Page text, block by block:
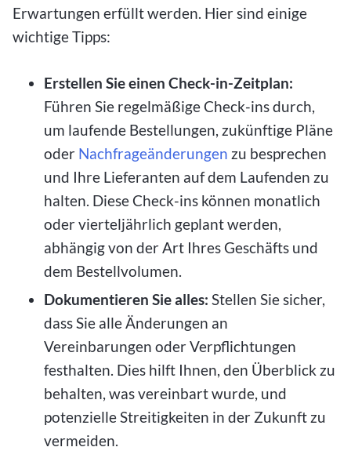
Erwartungen erfüllt werden. Hier sind einige
wichtige Tipps:
Erstellen Sie einen Check-in-Zeitplan:
Führen Sie regelmäßige Check-ins durch,
um laufende Bestellungen, zukünftige Pläne
oder Nachfrageänderungen zu besprechen
und Ihre Lieferanten auf dem Laufenden zu
halten. Diese Check-ins können monatlich
oder vierteljährlich geplant werden,
abhängig von der Art Ihres Geschäfts und
dem Bestellvolumen.
Dokumentieren Sie alles: Stellen Sie sicher,
dass Sie alle Änderungen an
Vereinbarungen oder Verpflichtungen
festhalten. Dies hilft Ihnen, den Überblick zu
behalten, was vereinbart wurde, und
potenzielle Streitigkeiten in der Zukunft zu
vermeiden.